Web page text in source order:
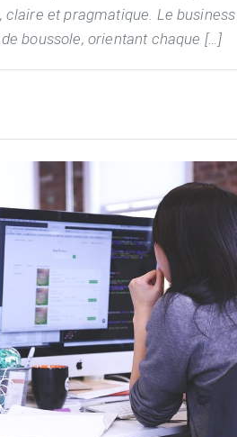
et pragmatique. Le business
boussole, orientant chaque […]